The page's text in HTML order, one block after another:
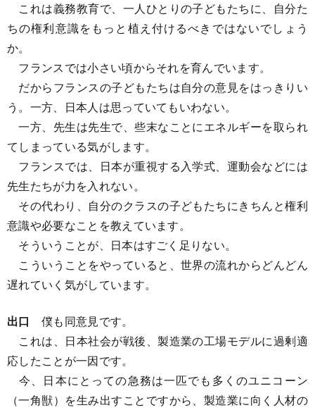
これは義務教育で、一人ひとりの子どもたちに、自分た
ちの権利意識をもっと植え付けるべきではないでしょう
か。
フランスでは小さい頃からそれを育んでいます。
だからフランスの子どもたちは自分の意見をはっきりい
う。一方、日本人は思っていてもいわない。
一方、先生は先生で、些末なことにエネルギーを取られ
てしまっている気がします。
フランスでは、日本が重視する入学式、運動会などには
先生たちが力を入れない。
その代わり、自分のクラスの子どもたちにきちんと権利
意識や必要なことを教えています。
そういうことが、日本はすごく足りない。
こういうことをやっていると、世界の流れからどんどん
遅れていく気がしています。
出口
僕も同意見です。
これは、日本社会が戦後、製造業の工場モデルに過剰適
応したことが一因です。
今、日本にとっての急務は一匹でも多くのユニコーン
（一角獣）を生み出すことですから、製造業に向く人材の